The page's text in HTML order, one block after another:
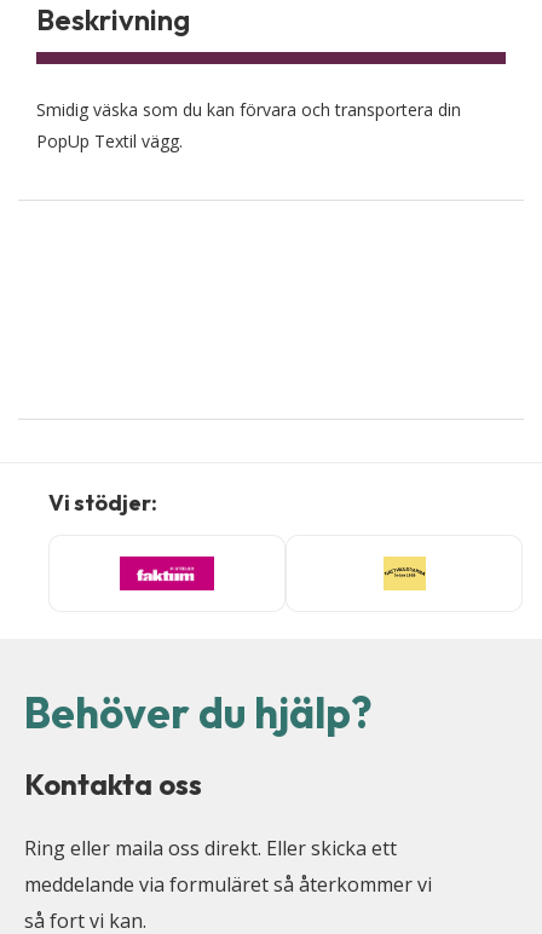
Beskrivning
Smidig väska som du kan förvara och transportera din
PopUp Textil vägg.
Vi stödjer:
Behöver du hjälp?
Kontakta oss
Ring eller maila oss direkt. Eller skicka ett
meddelande via formuläret så återkommer vi
så fort vi kan.